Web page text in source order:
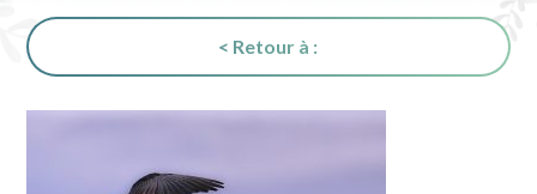
< Retour à :